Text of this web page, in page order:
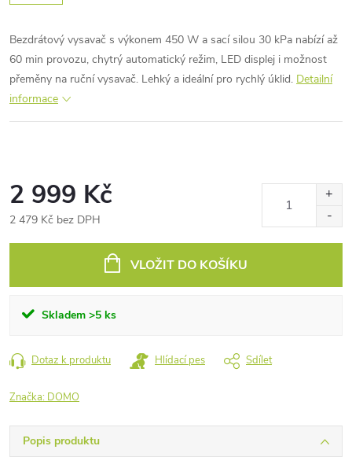
Bezdrátový vysavač s výkonem 450 W a sací silou 30 kPa nabízí až
60 min provozu, chytrý automatický režim, LED displej i možnost
přeměny na ruční vysavač. Lehký a ideální pro rychlý úklid. Detailní
informace
Skladem >5 ks
2 999 Kč
2 479 Kč bez DPH
VLOŽIT DO KOŠÍKU
Dotaz k produktu Hlídací pes Sdílet
Značka: DOMO
Popis produktu